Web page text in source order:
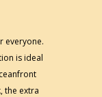
everyone.
is ideal
the extra